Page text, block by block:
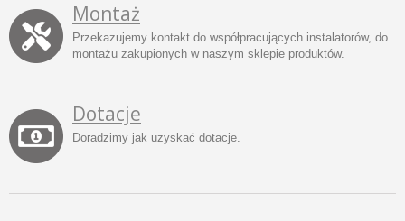
Montaż
Przekazujemy kontakt do współpracujących instalatorów, do
montażu zakupionych w naszym sklepie produktów.
Dotacje
Doradzimy jak uzyskać dotacje.